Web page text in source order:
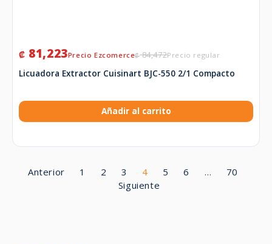
₡84,472
₡ 81,223
Licuadora Extractor Cuisinart BJC-550 2/1 Compacto
Añadir al carrito
Anterior 1 2 3 4 5 6 …
70
Siguiente